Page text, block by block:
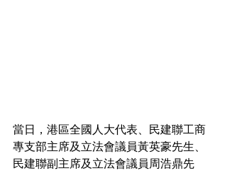
當日，港區全國人大代表、民建聯工商
專支部主席及立法會議員黃英豪先生、
民建聯副主席及立法會議員周浩鼎先